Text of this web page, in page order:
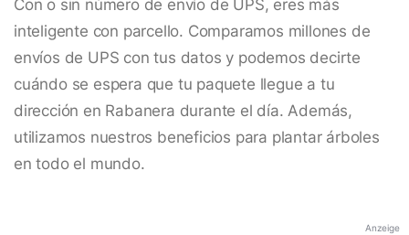
Con o sin número de envío de UPS, eres más
inteligente con parcello. Comparamos millones de
envíos de UPS con tus datos y podemos decirte
cuándo se espera que tu paquete llegue a tu
dirección en Rabanera durante el día. Además,
utilizamos nuestros beneficios para plantar árboles
en todo el mundo.
Anzeige